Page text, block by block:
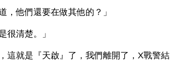
，他們還要在做其他的？」
很清楚。」
這就是『天啟』了，我們離開了，X戰警結